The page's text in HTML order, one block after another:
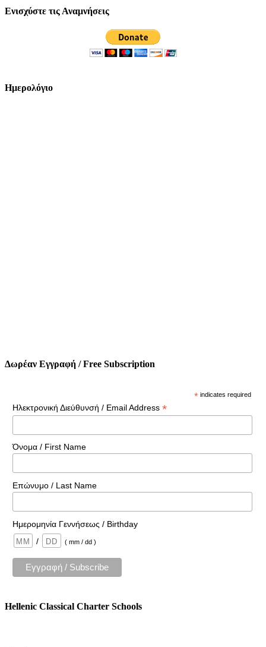
Ενισχύστε τις Αναμνήσεις
Ημερολόγιο
Δωρέαν Εγγραφή / Free Subscription
* indicates required
Ηλεκτρονική Διεύθυνσή / Email Address *
Όνομα / First Name
Επώνυμο / Last Name
Ημερομηνία Γεννήσεως / Birthday
/
( mm / dd )
Hellenic Classical Charter Schools